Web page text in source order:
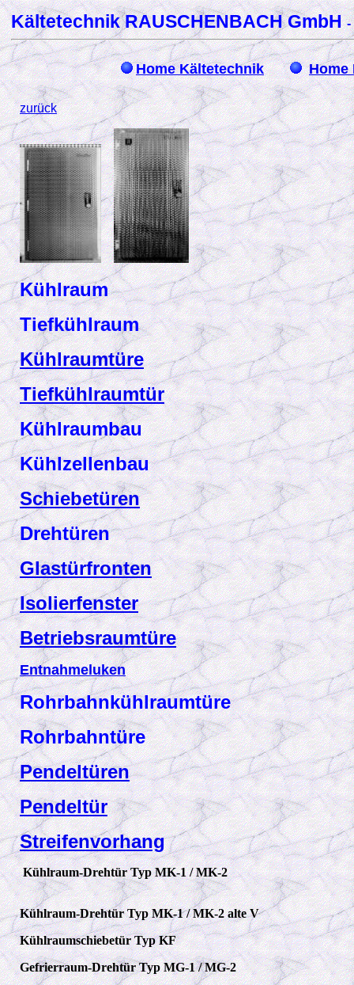
Kältetechnik RAUSCHENBACH GmbH-
Home Kältetechnik Home
zurück
Kühlraum
Tiefkühlraum
Kühlraumtüre
Tiefkühlraumtür
Kühlraumbau
Kühlzellenbau
Schiebetüren
Drehtüren
Glastürfronten
Isolierfenster
Betriebsraumtüre
Entnahmeluken
Rohrbahnkühlraumtüre
Rohrbahntüre
Pendeltüren
Pendeltür
Streifenvorhang
Kühlraum-Drehtür Typ MK-1 / MK-2
Kühlraum-Drehtür Typ MK-1 / MK-2 alte V
Kühlraumschiebetür Typ KF
Gefrierraum-Drehtür Typ MG-1 / MG-2